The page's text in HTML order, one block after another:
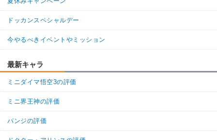
ドッカンスペシャルデー
今やるべきイベントやミッション
最新キャラ
ミニダイマ悟空3の評価
ミニ界王神の評価
パンジの評価